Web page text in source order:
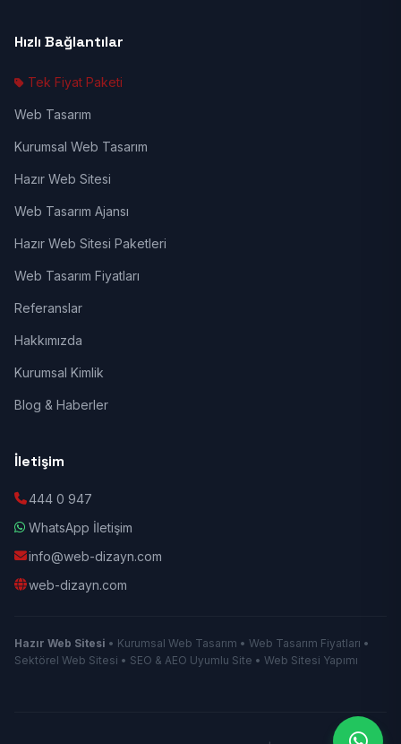
Hızlı Bağlantılar
Tek Fiyat Paketi
Web Tasarım
Kurumsal Web Tasarım
Hazır Web Sitesi
Web Tasarım Ajansı
Hazır Web Sitesi Paketleri
Web Tasarım Fiyatları
Referanslar
Hakkımızda
Kurumsal Kimlik
Blog & Haberler
İletişim
444 0 947
WhatsApp İletişim
info@web-dizayn.com
web-dizayn.com
Hazır Web Sitesi • Kurumsal Web Tasarım • Web Tasarım Fiyatları •
Sektörel Web Sitesi • SEO & AEO Uyumlu Site • Web Sitesi Yapımı